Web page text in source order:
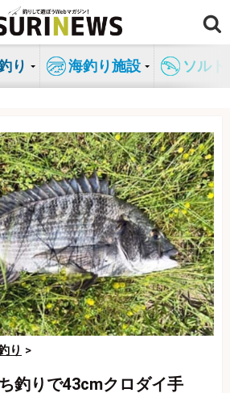
り 海釣り施設 ソル
り >
釣りで43cmクロダイ手